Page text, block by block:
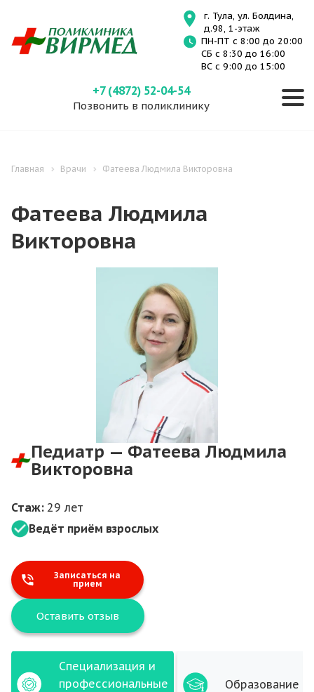
г. Тула, ул. Болдина,
д.98, 1-этаж
ПН-ПТ с 8:00 до 20:00
СБ с 8:30 до 16:00
ВС с 9:00 до 15:00
+7 (4872) 52-04-54
Позвонить в поликлинику
Главная Врачи Фатеева Людмила Викторовна
Фатеева Людмила
Викторовна
Педиатр — Фатеева Людмила
Викторовна
Стаж: 29 лет
Ведёт приём взрослых
Записаться на
прием
Оставить отзыв
Специализация и
профессиональные
Образование